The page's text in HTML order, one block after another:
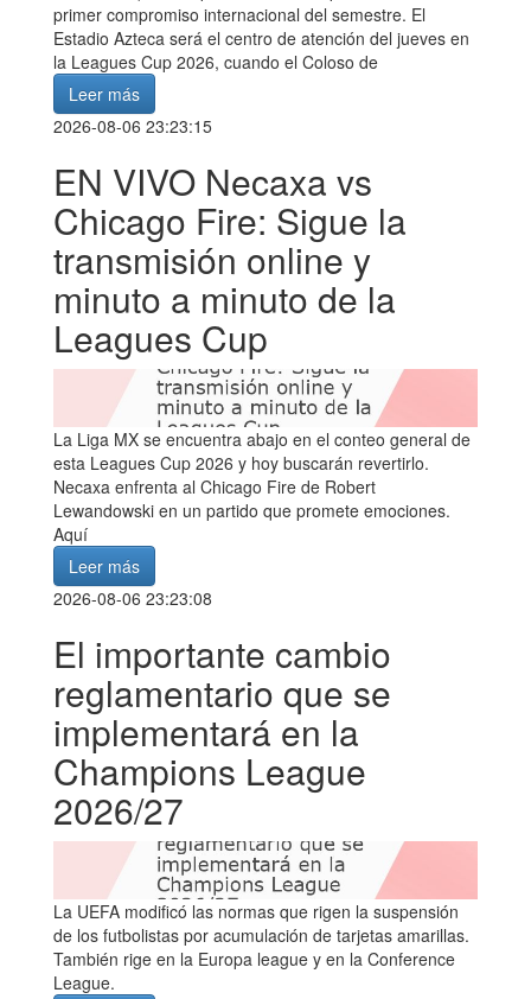
primer compromiso internacional del semestre. El
Estadio Azteca será el centro de atención del jueves en
la Leagues Cup 2026, cuando el Coloso de
Leer más
2026-08-06 23:23:15
EN VIVO Necaxa vs
Chicago Fire: Sigue la
transmisión online y
minuto a minuto de la
Leagues Cup
La Liga MX se encuentra abajo en el conteo general de
esta Leagues Cup 2026 y hoy buscarán revertirlo.
Necaxa enfrenta al Chicago Fire de Robert
Lewandowski en un partido que promete emociones.
Aquí
Leer más
2026-08-06 23:23:08
El importante cambio
reglamentario que se
implementará en la
Champions League
2026/27
La UEFA modificó las normas que rigen la suspensión
de los futbolistas por acumulación de tarjetas amarillas.
También rige en la Europa league y en la Conference
League.